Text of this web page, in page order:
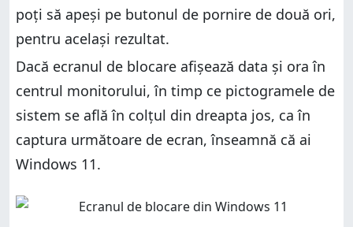
poți să apeși pe butonul de pornire de două ori,
pentru același rezultat.
Dacă ecranul de blocare afișează data și ora în
centrul monitorului, în timp ce pictogramele de
sistem se află în colțul din dreapta jos, ca în
captura următoare de ecran, înseamnă că ai
Windows 11.